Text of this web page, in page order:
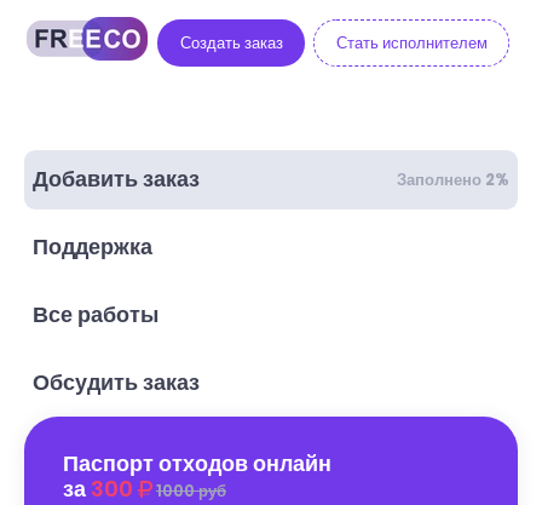
Создать заказ Стать исполнителем
Добавить заказ Заполнено 2%
Поддержка
Все работы
Обсудить заказ
Паспорт отходов онлайн
за 300 1000 руб